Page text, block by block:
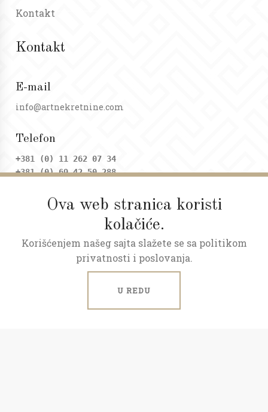
Ova web stranica koristi
kolačiće.
Korišćenjem našeg sajta slažete se sa politikom
privatnosti i poslovanja.
U REDU
Kontakt
Kontakt
E-mail
info@artnekretnine.com
Telefon
+381 (0) 11 262 07 34
+381 (0) 69 42 50 288
Adresa
Dositejeva 9, Trg republike
Radno vreme
Ponedeljak - petak: 09 - 20h